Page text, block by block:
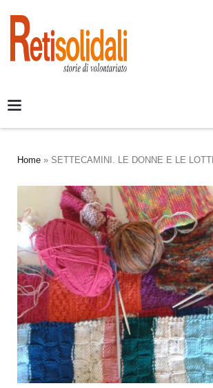
Home » SETTECAMINI. LE DONNE E LE